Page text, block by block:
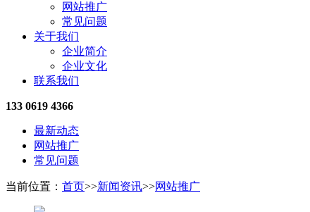
网站推广
常见问题
关于我们
企业简介
企业文化
联系我们
133 0619 4366
最新动态
网站推广
常见问题
当前位置： 首页>>新闻资讯>>网站推广